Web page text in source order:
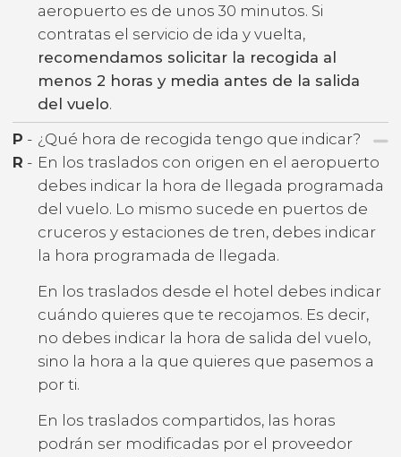
aeropuerto es de unos 30 minutos. Si
contratas el servicio de ida y vuelta,
recomendamos solicitar la recogida al
menos 2 horas y media antes de la salida
del vuelo.
P - ¿Qué hora de recogida tengo que indicar?
R - En los traslados con origen en el aeropuerto
debes indicar la hora de llegada programada
del vuelo. Lo mismo sucede en puertos de
cruceros y estaciones de tren, debes indicar
la hora programada de llegada.
En los traslados desde el hotel debes indicar
cuándo quieres que te recojamos. Es decir,
no debes indicar la hora de salida del vuelo,
sino la hora a la que quieres que pasemos a
por ti.
En los traslados compartidos, las horas
podrán ser modificadas por el proveedor